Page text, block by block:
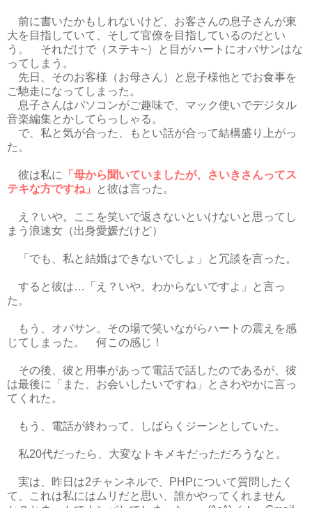
前に書いたかもしれないけど、お客さんの息子さんが東
大を目指していて、そして官僚を目指しているのだとい
う。 それだけで（ステキ~）と目がハートにオバサンはな
ってしまう。
先日、そのお客様（お母さん）と息子様他とでお食事を
ご馳走になってしまった。
息子さんはパソコンがご趣味で、マック使いでデジタル
音楽編集とかしてらっしゃる。
で、私と気が合った、もとい話が合って結構盛り上がっ
た。
彼は私に
「母から聞いていましたが、さいきさんってス
テキな方ですね」
と彼は言った。
え？いや。ここを笑いで返さないといけないと思ってし
まう浪速女（出身愛媛だけど）
「でも、私と結婚はできないでしょ」と冗談を言った。
すると彼は…「え？いや。わからないですよ」と言っ
た。
もう、オバサン。その場で笑いながらハートの震えを感
じてしまった。 何この感じ！
その後、彼と用事があって電話で話したのであるが、彼
は最後に「また、お会いしたいですね」とさわやかに言っ
てくれた。
もう、電話が終わって、しばらくジーンとしていた。
私20代だったら、大変なトキメキだっただろうなと。
実は、昨日は2チャンネルで、PHPについて質問したく
て、これは私にはムリだと思い、誰かやってくれません